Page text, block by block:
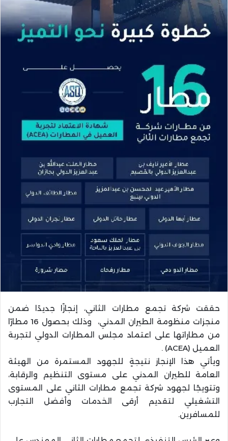
حققت شركة تجمع مطارات الثاني، إنجازًا جديدًا ضمن
منجزات منظومة الطيران المدني، وذلك بحصول 16 مطارًا
من مطاراتها على اعتماد مجلس المطارات الدولي لتجربة
العميل (ACEA) .
ويأتي هذا الإنجاز نتيجةٍ للجهود المستمرة من الهيئة
العامة للطيران المدني على مستوى التنظيم والرقابة،
وتتويجًا لجهود شركة تجمع مطارات الثاني على المستوى
التشغيلي لتقديم أرقى الخدمات وأفضل التجارب
للمسافرين.